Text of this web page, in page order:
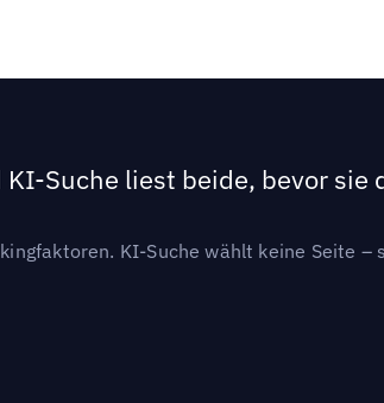
KI-Suche liest beide, bevor sie
KI-Suche wählt keine Seite –